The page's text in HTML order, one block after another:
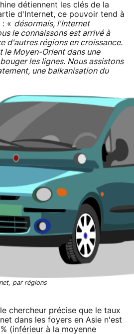
détiennent les clés de la
d'Internet, ce pouvoir tend à
: « désormais, l'Internet
le connaissons est arrivé à
d'autres régions en croissance.
le Moyen-Orient dans une
les lignes. Nous assistons
une balkanisation du
par régions
chercheur précise que le taux
dans les foyers en Asie n'est
(inférieur à la moyenne